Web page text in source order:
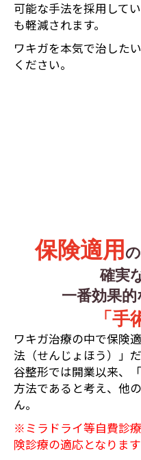
可能な手法を採用して
も軽減されます。
ワキガを本気で治した
ください。
保険適用の
確実
一番効果
「手
ワキガ治療の中で保険
法（せんじょほう）」
谷整形では開業以来、
方法であると考え、他
ん。
※ミラドライ等自費診
険診療の適応となりま